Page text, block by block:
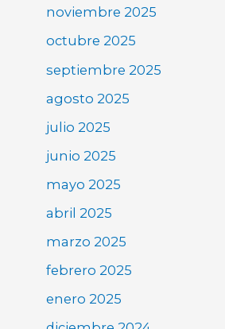
noviembre 2025
octubre 2025
septiembre 2025
agosto 2025
julio 2025
junio 2025
mayo 2025
abril 2025
marzo 2025
febrero 2025
enero 2025